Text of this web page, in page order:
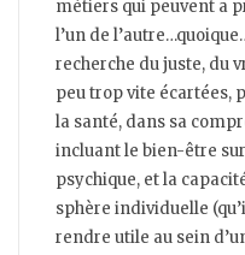
métiers qui peuvent a
l’un de
recherche du juste, du
peu trop vite écartées,
la santé, dans sa
incluant le bien-être
psychique, et la
sphère individuelle
rendre utile au sein